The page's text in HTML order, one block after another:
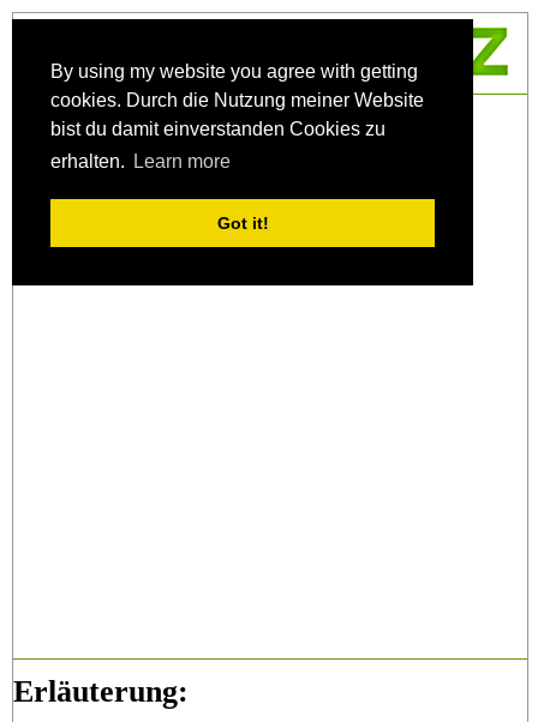
By using my website you agree with getting
cookies. Durch die Nutzung meiner Website
bist du damit einverstanden Cookies zu
erhalten.
Learn more
Got it!
MZ-Iban
Erläuterung: